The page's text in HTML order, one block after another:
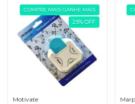
COMPRE MAIS GANHE MAIS
25% OFF
Motivate